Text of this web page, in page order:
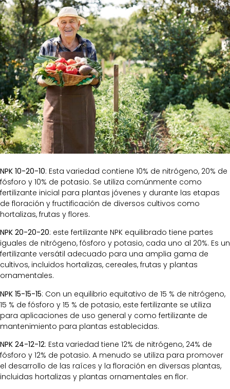
NPK 10-20-10: Esta variedad contiene 10% de nitrógeno, 20% de
fósforo y 10% de potasio. Se utiliza comúnmente como
fertilizante inicial para plantas jóvenes y durante las etapas
de floración y fructificación de diversos cultivos como
hortalizas, frutas y flores.
NPK 20-20-20: este fertilizante NPK equilibrado tiene partes
iguales de nitrógeno, fósforo y potasio, cada uno al 20%. Es un
fertilizante versátil adecuado para una amplia gama de
cultivos, incluidos hortalizas, cereales, frutas y plantas
ornamentales.
NPK 15-15-15: Con un equilibrio equitativo de 15 % de nitrógeno,
15 % de fósforo y 15 % de potasio, este fertilizante se utiliza
para aplicaciones de uso general y como fertilizante de
mantenimiento para plantas establecidas.
NPK 24-12-12: Esta variedad tiene 12% de nitrógeno, 24% de
fósforo y 12% de potasio. A menudo se utiliza para promover
el desarrollo de las raíces y la floración en diversas plantas,
incluidas hortalizas y plantas ornamentales en flor.